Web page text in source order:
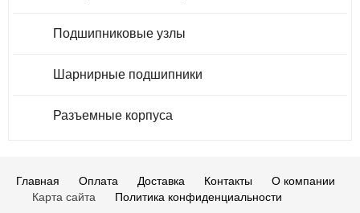
Подшипниковые узлы
Шарнирные подшипники
Разъемные корпуса
Главная Оплата Доставка Контакты
О компании
Карта сайта
Политика конфиденциальности